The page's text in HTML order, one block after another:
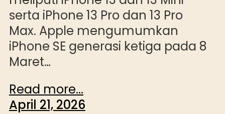
serta iPhone 13 Pro dan 13 Pro
Max. Apple mengumumkan
iPhone SE generasi ketiga pada 8
Maret…
Read more...
April 21, 2026